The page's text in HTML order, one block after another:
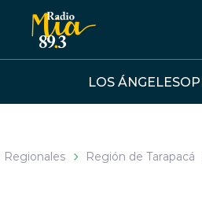
LOS ÁNGELES
Regionales Región de Tarapacá